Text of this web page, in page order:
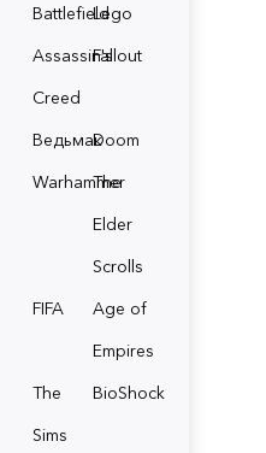
BattlefieldLego
Assassin's
Creed
Fallout
ВедьмакDoom
Warhammer
The
Elder
Scrolls
FIFA
Age of
Empires
The
Sims
BioShock